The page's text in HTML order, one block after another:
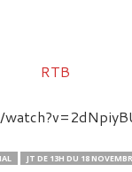
JT DE 13H DU 18